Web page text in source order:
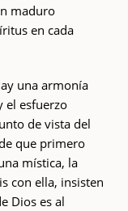
maduro
en cada
una armonía
el esfuerzo
de vista del
que primero
mística, la
con ella, insisten
Dios es al